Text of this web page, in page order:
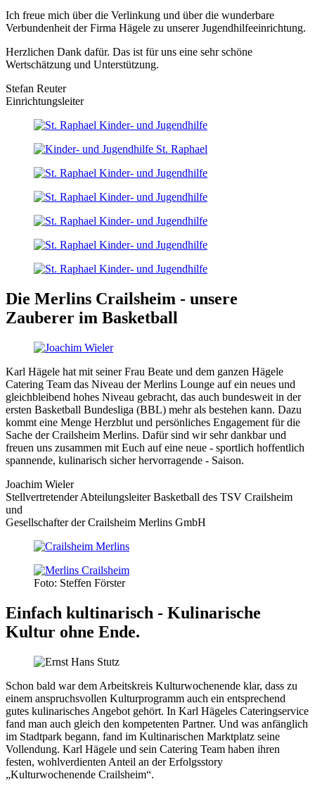
Ich freue mich über die Verlinkung und über die wunderbare
Verbundenheit der Firma Hägele zu unserer Jugendhilfeeinrichtung.
Herzlichen Dank dafür. Das ist für uns eine sehr schöne
Wertschätzung und Unterstützung.
Stefan Reuter
Einrichtungsleiter
Die Merlins Crailsheim - unsere
Zauberer im Basketball
Karl Hägele hat mit seiner Frau Beate und dem ganzen Hägele
Catering Team das Niveau der Merlins Lounge auf ein neues und
gleichbleibend hohes Niveau gebracht, das auch bundesweit in der
ersten Basketball Bundesliga (BBL) mehr als bestehen kann. Dazu
kommt eine Menge Herzblut und persönliches Engagement für die
Sache der Crailsheim Merlins. Dafür sind wir sehr dankbar und
freuen uns zusammen mit Euch auf eine neue - sportlich hoffentlich
spannende, kulinarisch sicher hervorragende - Saison.
Joachim Wieler
Stellvertretender Abteilungsleiter Basketball des TSV Crailsheim
und
Gesellschafter der Crailsheim Merlins GmbH
Foto: Steffen Förster
Einfach kultinarisch - Kulinarische
Kultur ohne Ende.
Schon bald war dem Arbeitskreis Kulturwochenende klar, dass zu
einem anspruchsvollen Kulturprogramm auch ein entsprechend
gutes kulinarisches Angebot gehört. In Karl Hägeles Cateringservice
fand man auch gleich den kompetenten Partner. Und was anfänglich
im Stadtpark begann, fand im Kultinarischen Marktplatz seine
Vollendung. Karl Hägele und sein Catering Team haben ihren
festen, wohlverdienten Anteil an der Erfolgsstory
„Kulturwochenende Crailsheim“.